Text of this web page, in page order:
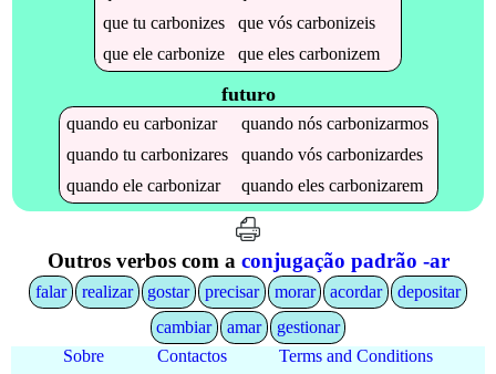
que tu carbonizes que vós carbonizeis
que ele carbonize que eles carbonizem
futuro
quandoeucarbonizar quandonóscarbonizarmos
quandotucarbonizares quandovóscarbonizardes
quandoelecarbonizar quandoelescarbonizarem
Outros verbos com a conjugação padrão -ar
falar realizar gostar precisar morar acordar
depositar
cambiar
amar
gestionar
Sobre
Contactos
Terms and Conditions